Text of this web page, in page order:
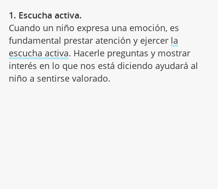
1. Escucha activa.
Cuando un niño expresa una emoción, es
fundamental prestar atención y ejercer la
escucha activa. Hacerle preguntas y mostrar
interés en lo que nos está diciendo ayudará al
niño a sentirse valorado.